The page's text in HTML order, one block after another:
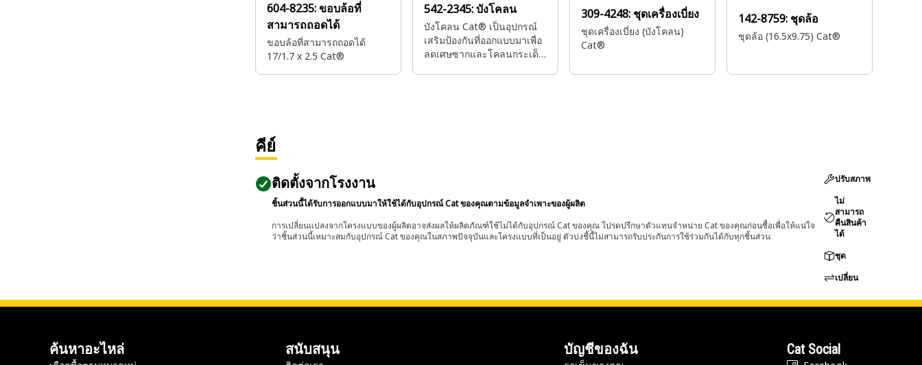
604-8235:ขอบล้อที่
สามารถถอดได้
ขอบล้อที่สามารถถอดได้
17/1.7 x 2.5 Cat®
542-2345:บังโคลน
บังโคลน Cat® เป็นอุปกรณ์
เสริมป้องกันที่ออกแบบมาเพื่อ
ลดเศษซากและโคลนกระเด็น
309-4248: ชุดเครื่องเบี่ยง
ชุดเครื่องเบี่ยง (บังโคลน)
Cat®
142-8759: ชุดล้อ
ชุดล้อ (16.5x9.75) Cat®
คีย์
ติดตั้งจากโรงงาน
ชิ้นส่วนนี้ได้รับการออกแบบมาให้ใช้ได้กับอุปกรณ์ Cat ของคุณตามข้อมูลจำเพาะของผู้ผลิต
การเปลี่ยนแปลงจากโครงแบบของผู้ผลิตอาจส่งผลให้ผลิตภัณฑ์ใช้ไม่ได้กับอุปกรณ์ Cat ของคุณ โปรดปรึกษาตัวแทนจำหน่าย Cat ของคุณก่อนซื้อเพื่อให้แน่ใจ
ว่าชิ้นส่วนนี้เหมาะสมกับอุปกรณ์ Cat ของคุณในสภาพปัจจุบันและโครงแบบที่เป็นอยู่ ตัวบ่งชี้นี้ไม่สามารถรับประกันการใช้ร่วมกันได้กับทุกชิ้นส่วน
ปรับสภาพ
ไม่
สามารถ
คืนสินค้า
ได้
ชุด
เปลี่ยน
ค้นหาอะไหล่ สนับสนุน บัญชีของฉัน Cat Social